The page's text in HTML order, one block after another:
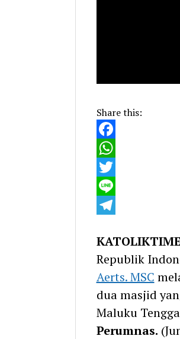
Share this:
Facebook
WhatsApp
Twitter
Line
Republik
Aerts. MSC
dua masjid
Maluku
Perumnas.